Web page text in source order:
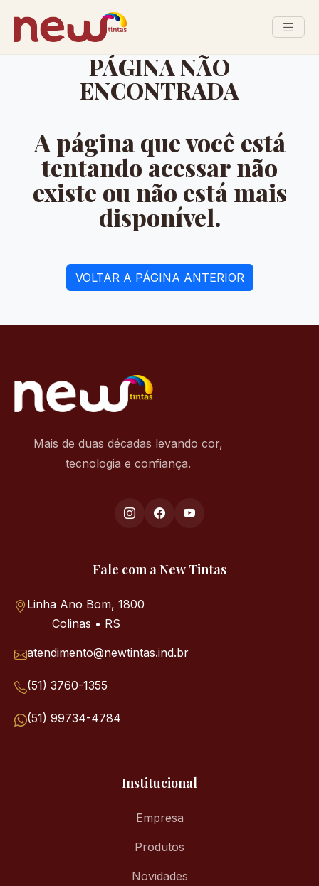
PÁGINA NÃO
ENCONTRADA
A página que você está
tentando acessar não
existe ou não está mais
disponível.
VOLTAR A PÁGINA ANTERIOR
Mais de duas décadas levando cor,
tecnologia e confiança.
Fale com a New Tintas
Linha Ano Bom, 1800
Colinas • RS
atendimento@newtintas.ind.br
(51) 3760-1355
(51) 99734-4784
Institucional
Empresa
Produtos
Novidades